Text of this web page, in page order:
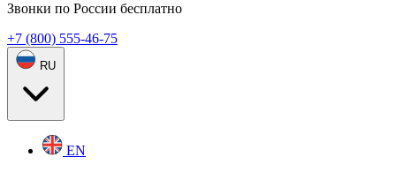
Звонки по России бесплатно
+7 (800) 555-46-75
RU
EN